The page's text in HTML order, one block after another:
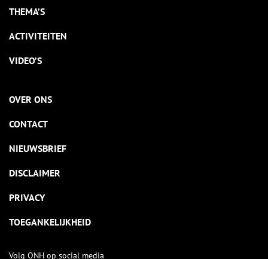
THEMA’S
ACTIVITEITEN
VIDEO’S
OVER ONS
CONTACT
NIEUWSBRIEF
DISCLAIMER
PRIVACY
TOEGANKELIJKHEID
Volg ONH op social media